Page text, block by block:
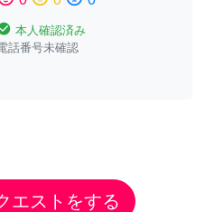
本人確認済み
話番号未確認
エストをする